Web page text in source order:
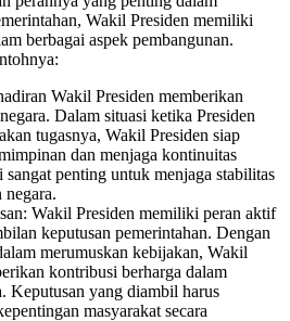
Wakil Presiden memiliki
berbagai aspek pembangunan.
Wakil Presiden memberikan
Dalam situasi ketika Presiden
tugasnya, Wakil Presiden siap
dan menjaga kontinuitas
penting untuk menjaga stabilitas
Wakil Presiden memiliki peran aktif
keputusan pemerintahan. Dengan
merumuskan kebijakan, Wakil
kontribusi berharga dalam
Keputusan yang diambil harus
masyarakat secara